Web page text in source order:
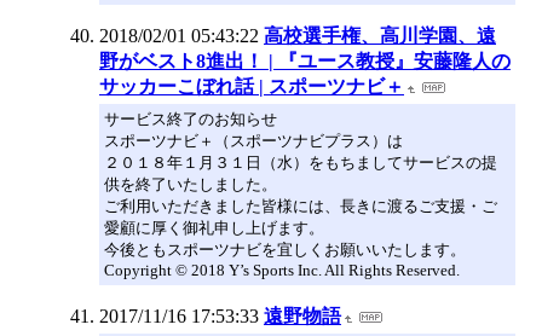
2018/02/01 05:43:22 高校選手権、高川学園、遠
野がベスト8進出！ | 『ユース教授』安藤隆人の
サッカーこぼれ話 | スポーツナビ＋
サービス終了のお知らせ
スポーツナビ＋（スポーツナビプラス）は
２０１８年１月３１日（水）をもちましてサービスの提
供を終了いたしました。
ご利用いただきました皆様には、長きに渡るご支援・ご
愛顧に厚く御礼申し上げます。
今後ともスポーツナビを宜しくお願いいたします。
Copyright © 2018 Y’s Sports Inc. All Rights Reserved.
2017/11/16 17:53:33 遠野物語